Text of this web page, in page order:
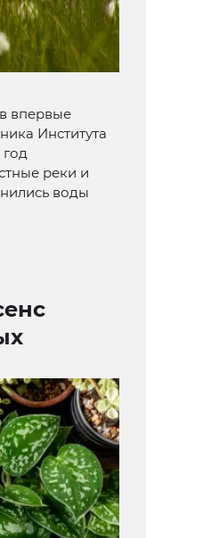
впервые
Института
реки и
воды